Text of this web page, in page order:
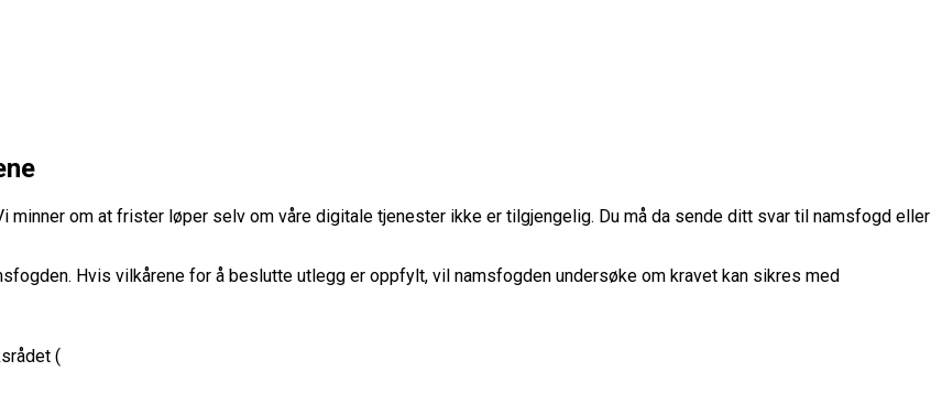
om at frister løper selv om våre digitale tjenester ikke er tilgjengelig. Du må da sende ditt svar til namsfogd eller
Hvis vilkårene for å beslutte utlegg er oppfylt, vil namsfogden undersøke om kravet kan sikres med
(